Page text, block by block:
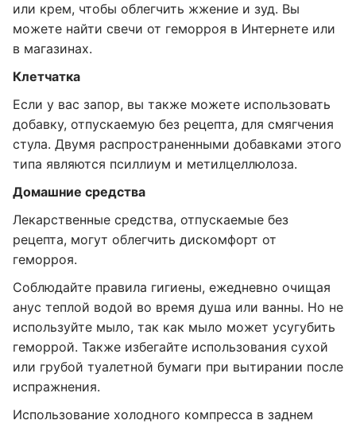
или крем, чтобы облегчить жжение и зуд. Вы
можете найти свечи от геморроя в Интернете или
в магазинах.
Клетчатка
Если у вас запор, вы также можете использовать
добавку, отпускаемую без рецепта, для смягчения
стула. Двумя распространенными добавками этого
типа являются псиллиум и метилцеллюлоза.
Домашние средства
Лекарственные средства, отпускаемые без
рецепта, могут облегчить дискомфорт от
геморроя.
Соблюдайте правила гигиены, ежедневно очищая
анус теплой водой во время душа или ванны. Но не
используйте мыло, так как мыло может усугубить
геморрой. Также избегайте использования сухой
или грубой туалетной бумаги при вытирании после
испражнения.
Использование холодного компресса в заднем